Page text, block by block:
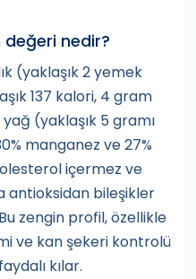
nedir?
(yaklaşık 2 yemek
137 kalori, 4 gram
(yaklaşık 5 gramı
manganez ve 27%
içermez ve
antioksidan bileşikler
zengin profil, özellikle
ve kan şekeri kontrolü
kılar.